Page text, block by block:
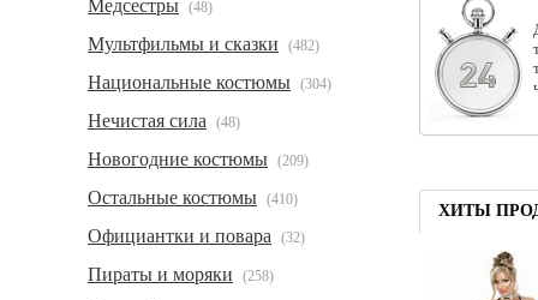
Медсестры (48)
Мультфильмы и сказки (482)
Национальные костюмы (304)
Нечистая сила (48)
Новогодние костюмы (209)
Остальные костюмы (410)
Официантки и повара (32)
Пираты и моряки (258)
ХИТЫ